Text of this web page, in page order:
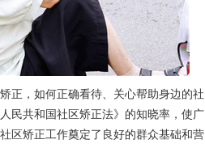
正，如何正确看待、关心帮助身边的社
民共和国 社区矫正法》的知晓率，使广
区矫正工作奠定了良好的群众基础和营